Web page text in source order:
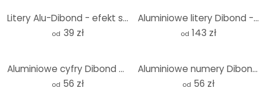
Litery Alu-Dibond - efekt srebra - szwajcarska czcionka
od 39 zł
Aluminiowe litery Dibond - efekt srebra - Chillout Lounge
od 143 zł
Aluminiowe cyfry Dibond - Nowoczesny numer domu - Efekt srebra
od 56 zł
Aluminiowe numery Dibond - Nowoczesne numery domów - Efekt złota
od 56 zł